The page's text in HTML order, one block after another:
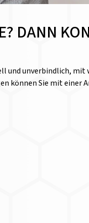
DANN
und unverbindlich,
können Sie mit einer